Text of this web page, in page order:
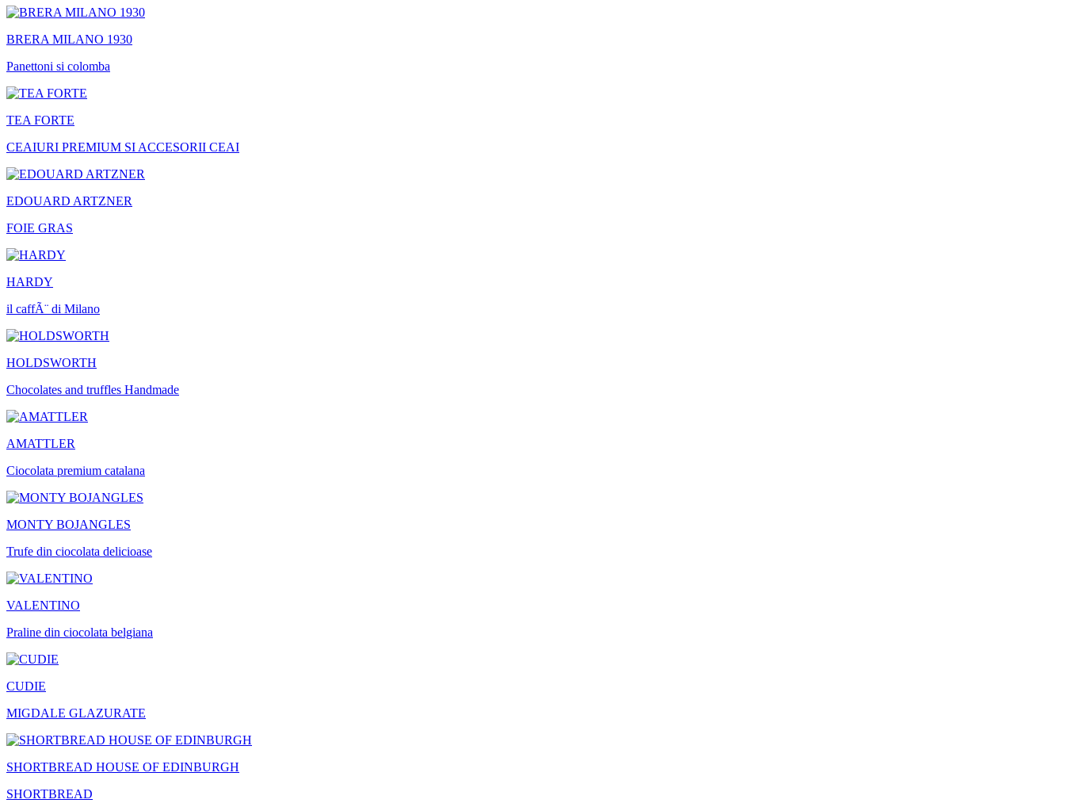
BRERA MILANO 1930
Panettoni si colomba
TEA FORTE
CEAIURI PREMIUM SI ACCESORII CEAI
EDOUARD ARTZNER
FOIE GRAS
HARDY
il caffÃ¨ di Milano
HOLDSWORTH
Chocolates and truffles Handmade
AMATTLER
Ciocolata premium catalana
MONTY BOJANGLES
Trufe din ciocolata delicioase
VALENTINO
Praline din ciocolata belgiana
CUDIE
MIGDALE GLAZURATE
SHORTBREAD HOUSE OF EDINBURGH
SHORTBREAD